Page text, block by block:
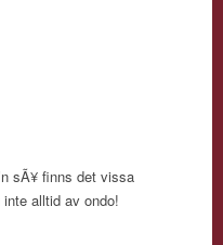
sÃ¥ finns det vissa
inte alltid av ondo!